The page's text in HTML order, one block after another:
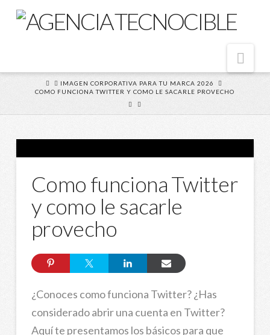
HOMEIMAGEN CORPORATIVA PARA TU MARCA 2026
COMO FUNCIONA TWITTER Y COMO LE SACARLE PROVECHO
Como funciona Twitter
y como le sacarle
provecho
¿Conoces como funciona Twitter? ¿Has
considerado abrir una cuenta en Twitter?
Aquí te presentamos los básicos para que